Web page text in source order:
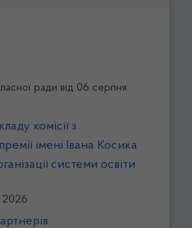
ради від 06 серпня
комісії з
імені Івана Косика
системи освіти
2026